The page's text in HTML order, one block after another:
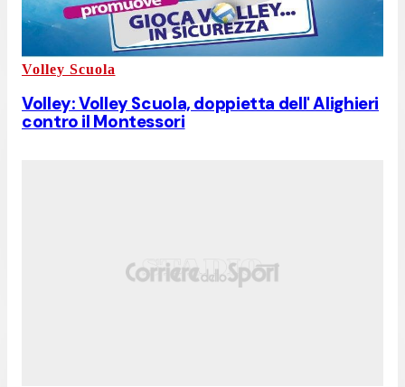
Volley Scuola
Volley: Volley Scuola, doppietta dell' Alighieri
contro il Montessori